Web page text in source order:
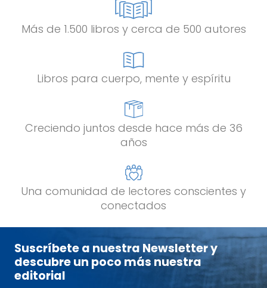
Más de 1.500 libros y cerca de 500 autores
Libros para cuerpo, mente y espíritu
Creciendo juntos desde hace más de 36
años
Una comunidad de lectores conscientes y
conectados
Suscríbete a nuestra Newsletter y
descubre un poco más nuestra
editorial